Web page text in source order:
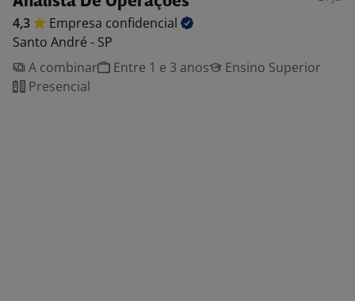
4,3 Empresa confidencial
Santo André - SP
A combinar
Entre 1 e 3 anos
Ensino Superior
Presencial